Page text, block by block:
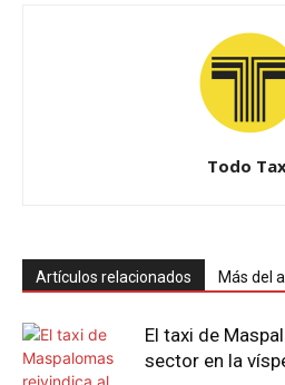
Todo
Artículos relacionados Más del
El taxi de
sector en la